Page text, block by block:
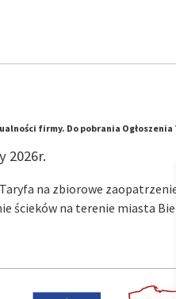
firmy. Do pobrania Ogłoszenia
2026r.
na zbiorowe
ścieków na terenie miasta